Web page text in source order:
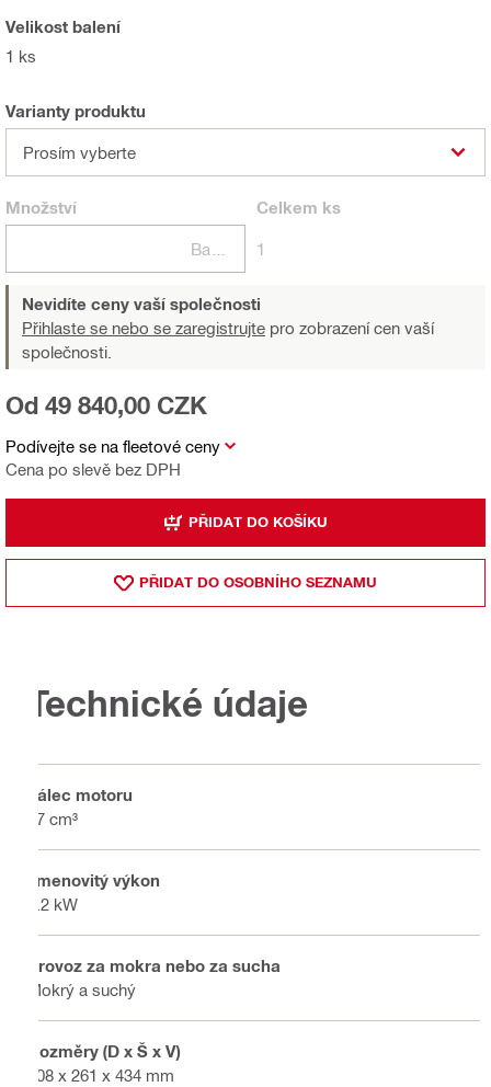
Velikost balení
1 ks
Varianty produktu
Prosím vyberte
Množství Celkem ks
1
Nevidíte ceny vaší společnosti
Přihlaste se nebo se zaregistrujte pro zobrazení cen vaší
společnosti.
Podívejte se na fleetové ceny
Cena po slevě bez DPH
Od 49 840,00 CZK
PŘIDAT DO KOŠÍKU
PŘIDAT DO OSOBNÍHO SEZNAMU
Technické údaje
Válec motoru
87 cm³
Jmenovitý výkon
4.2 kW
Provoz za mokra nebo za sucha
Mokrý a suchý
Rozměry (D x Š x V)
808 x 261 x 434 mm